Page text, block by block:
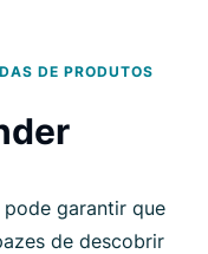
DE PRODUTOS
pode garantir que
de descobrir